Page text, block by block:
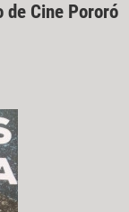
de Cine Pororó